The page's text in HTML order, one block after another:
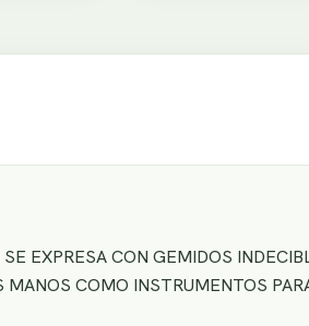
EXPRESA CON GEMIDOS
MANOS COMO INSTRUMENTOS